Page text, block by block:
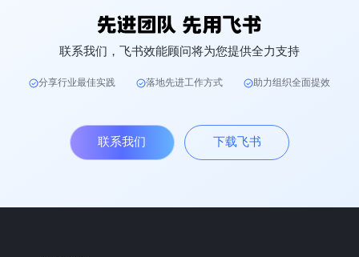
联系我们，飞书效能顾问将为您提供全力支持
分享行业最佳实践 落地先进工作方式 助力组织全面提效
联系我们 下载飞书